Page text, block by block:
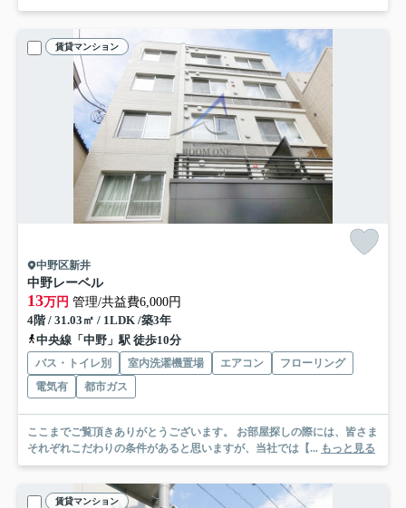
賃貸マンション
中野区新井
中野レーベル
13万円 管理/共益費6,000円
4階 / 31.03㎡ / 1LDK /築3年
中央線「中野」駅 徒歩10分
バス・トイレ別 室内洗濯機置場 エアコン
フローリング
電気有
都市ガス
ここまでご覧頂きありがとうございます。 お部屋探しの際には、皆さま
それぞれこだわりの条件があると思いますが、当社では【... もっと見る
賃貸マンション